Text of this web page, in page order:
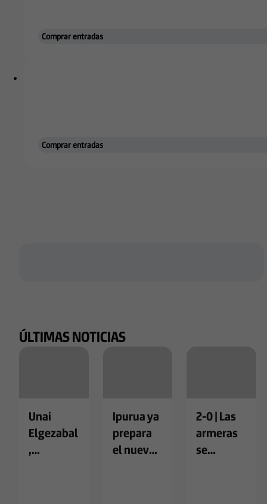
Comprar entradas
Comprar entradas
ÚLTIMAS NOTICIAS
Unai
Elgezabal
,
Ipurua ya
prepara
el nuevo
2-0 | Las
armeras
se